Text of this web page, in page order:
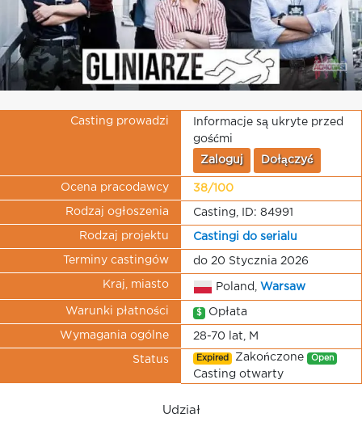
Casting prowadzi
Informacje są ukryte przed
gośćmi
Zaloguj Dołączyć
Ocena pracodawcy 38/100
Rodzaj ogłoszenia Casting, ID: 84991
Rodzaj projektu Castingi do serialu
Terminy castingów do 20 Stycznia 2026
Kraj, miasto Poland, Warsaw
Warunki płatności $ Opłata
Wymagania ogólne 28-70 lat, M
Status Expired Zakończone Open
Casting otwarty
Udział